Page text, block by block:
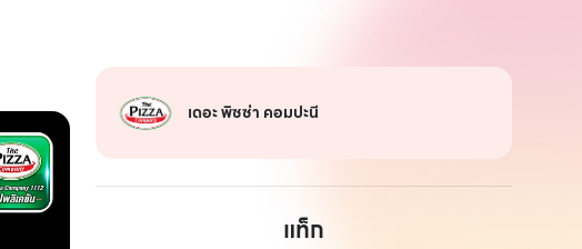
เดอะ พิซซ่า คอมปะนี
แท็ก